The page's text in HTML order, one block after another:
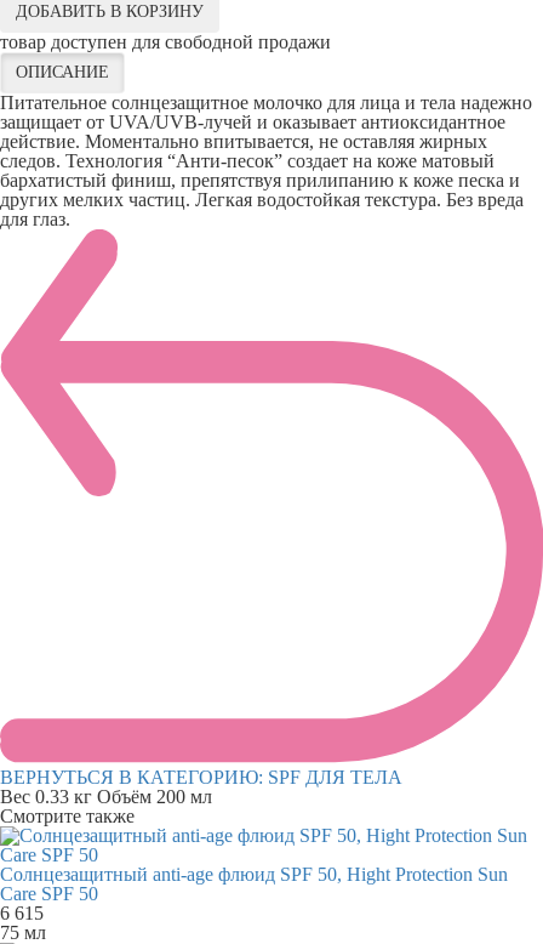
ДОБАВИТЬ В КОРЗИНУ
товар доступен для свободной продажи
ОПИСАНИЕ
Питательное солнцезащитное молочко для лица и тела надежно
защищает от UVA/UVB-лучей и оказывает антиоксидантное
действие. Моментально впитывается, не оставляя жирных
следов. Технология “Анти-песок” создает на коже матовый
бархатистый финиш, препятствуя прилипанию к коже песка и
других мелких частиц. Легкая водостойкая текстура. Без вреда
для глаз.
ВЕРНУТЬСЯ В КАТЕГОРИЮ: SPF ДЛЯ ТЕЛА
Вес 0.33 кг Объём 200 мл
Смотрите также
Солнцезащитный anti-age флюид SPF 50, Hight Protection Sun
Care SPF 50
6 615
75 мл